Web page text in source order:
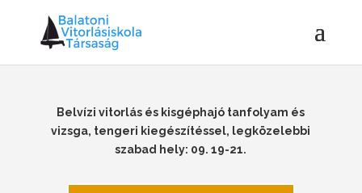
Belvízi vitorlás és kisgéphajó tanfolyam és
vizsga, tengeri kiegészítéssel, legközelebbi
szabad hely: 09. 19-21.